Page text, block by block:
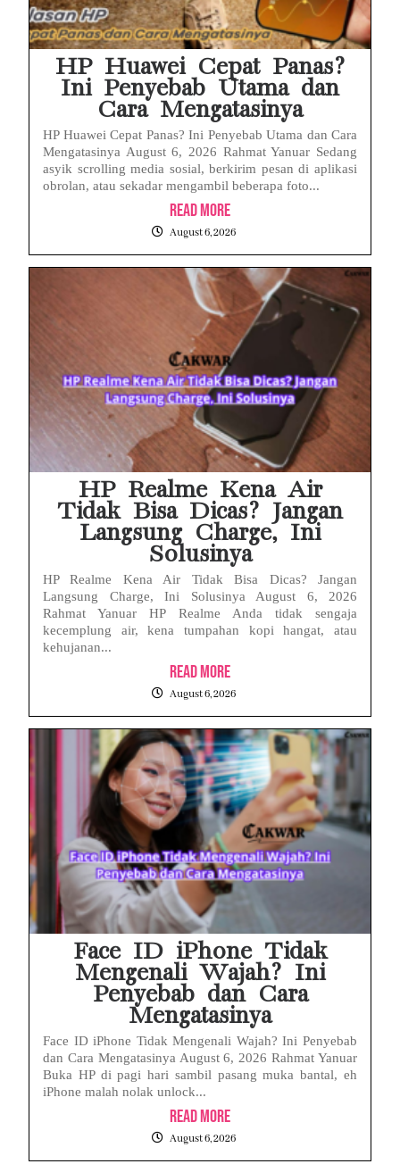
HP Huawei Cepat Panas?
Ini Penyebab Utama dan
Cara Mengatasinya
HP Huawei Cepat Panas? Ini Penyebab Utama dan Cara
Mengatasinya August 6, 2026 Rahmat Yanuar Sedang
asyik scrolling media sosial, berkirim pesan di aplikasi
obrolan, atau sekadar mengambil beberapa foto...
Read More
August 6, 2026
HP Realme Kena Air
Tidak Bisa Dicas? Jangan
Langsung Charge, Ini
Solusinya
HP Realme Kena Air Tidak Bisa Dicas? Jangan
Langsung Charge, Ini Solusinya August 6, 2026
Rahmat Yanuar HP Realme Anda tidak sengaja
kecemplung air, kena tumpahan kopi hangat, atau
kehujanan...
Read More
August 6, 2026
Face ID iPhone Tidak
Mengenali Wajah? Ini
Penyebab dan Cara
Mengatasinya
Face ID iPhone Tidak Mengenali Wajah? Ini Penyebab
dan Cara Mengatasinya August 6, 2026 Rahmat Yanuar
Buka HP di pagi hari sambil pasang muka bantal, eh
iPhone malah nolak unlock...
Read More
August 6, 2026